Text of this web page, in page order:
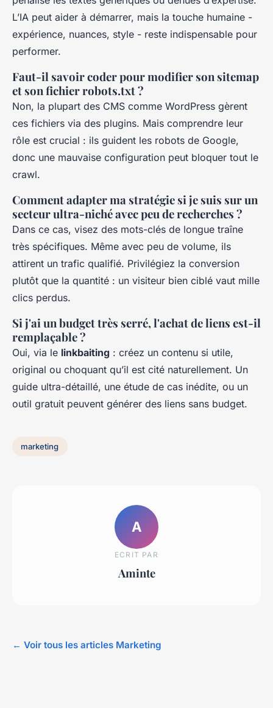
L’IA peut aider à démarrer, mais la touche humaine -
expérience, nuances, style - reste indispensable pour
performer.
Faut-il savoir coder pour modifier son sitemap
et son fichier robots.txt ?
Non, la plupart des CMS comme WordPress gèrent
ces fichiers via des plugins. Mais comprendre leur
rôle est crucial : ils guident les robots de Google,
donc une mauvaise configuration peut bloquer tout le
crawl.
Comment adapter ma stratégie si je suis sur un
secteur ultra-niché avec peu de recherches ?
Dans ce cas, visez des mots-clés de longue traîne
très spécifiques. Même avec peu de volume, ils
attirent un trafic qualifié. Privilégiez la conversion
plutôt que la quantité : un visiteur bien ciblé vaut mille
clics perdus.
Si j'ai un budget très serré, l'achat de liens est-il
remplaçable ?
Oui, via le linkbaiting : créez un contenu si utile,
original ou choquant qu’il est cité naturellement. Un
guide ultra-détaillé, une étude de cas inédite, ou un
outil gratuit peuvent générer des liens sans budget.
marketing
A
ECRIT PAR
Aminte
← Voir tous les articles Marketing